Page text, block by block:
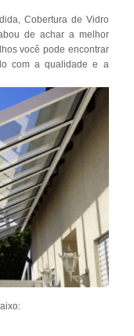
Cobertura de Vidro
de achar a melhor
você pode encontrar
com a qualidade e a